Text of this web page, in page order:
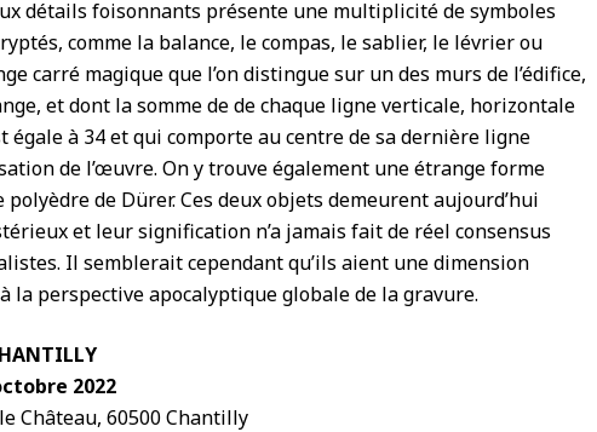
détails foisonnants présente une multiplicité de symboles
comme la balance, le compas, le sablier, le lévrier ou
carré magique que l’on distingue sur un des murs de l’édifice,
et dont la somme de de chaque ligne verticale, horizontale
égale à 34 et qui comporte au centre de sa dernière ligne
de l’œuvre. On y trouve également une étrange forme
polyèdre de Dürer. Ces deux objets demeurent aujourd’hui
et leur signification n’a jamais fait de réel consensus
Il semblerait cependant qu’ils aient une dimension
la perspective apocalyptique globale de la gravure.
2022
Château, 60500 Chantilly